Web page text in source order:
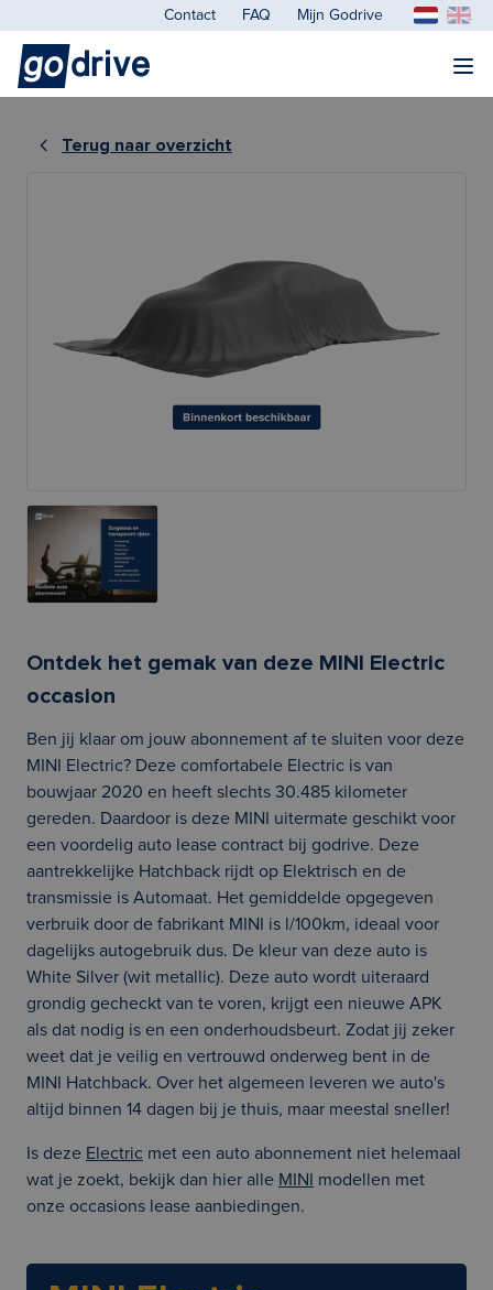
Contact FAQ Mijn Godrive
Terug naar overzicht
Ontdek het gemak van deze MINI Electric
occasion
Ben jij klaar om jouw abonnement af te sluiten voor deze
MINI Electric? Deze comfortabele Electric is van
bouwjaar 2020 en heeft slechts 30.485 kilometer
gereden. Daardoor is deze MINI uitermate geschikt voor
een voordelig auto lease contract bij godrive. Deze
aantrekkelijke Hatchback rijdt op Elektrisch en de
transmissie is Automaat. Het gemiddelde opgegeven
verbruik door de fabrikant MINI is l/100km, ideaal voor
dagelijks autogebruik dus. De kleur van deze auto is
White Silver (wit metallic). Deze auto wordt uiteraard
grondig gecheckt van te voren, krijgt een nieuwe APK
als dat nodig is en een onderhoudsbeurt. Zodat jij zeker
weet dat je veilig en vertrouwd onderweg bent in de
MINI Hatchback. Over het algemeen leveren we auto's
altijd binnen 14 dagen bij je thuis, maar meestal sneller!
Is deze Electric met een auto abonnement niet helemaal
wat je zoekt, bekijk dan hier alle MINI
modellen met
onze occasions lease aanbiedingen.